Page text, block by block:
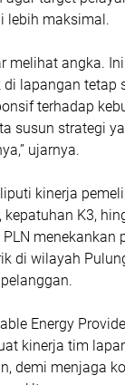
lebih maksimal.
melihat angka.
lapangan tetap
terhadap
susun strategi
ujarnya.
kinerja
K3,
menekankan
di wilayah
Energy
kinerja tim
demi menjaga